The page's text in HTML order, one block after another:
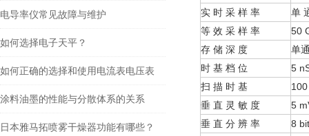
电导率仪常见故障与维护
如何选择电子天平？
如何正确的选择和使用电流表电压表
涂料油墨的性能与分散体系的关系
日本雅马拓喷雾干燥器功能有哪些？
实 时 采 样 率
单
等 效 采 样 率
50
存 储 深 度
单
时 基 档 位
5
扫 描 时 基
垂 直 灵 敏 度
5
垂 直 分 辨 率
8 bit